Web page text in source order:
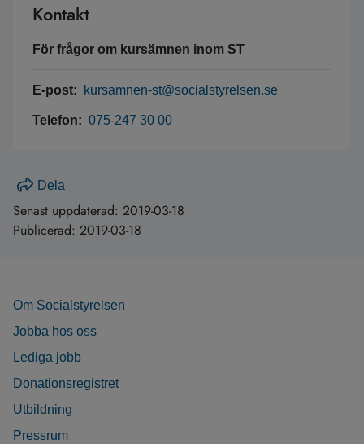
Kontakt
För frågor om kursämnen inom ST
E-post: kursamnen-st@socialstyrelsen.se
Telefon: 075-247 30 00
Dela
Senast uppdaterad: 2019-03-18
Publicerad: 2019-03-18
Om Socialstyrelsen
Jobba hos oss
Lediga jobb
Donationsregistret
Utbildning
Pressrum